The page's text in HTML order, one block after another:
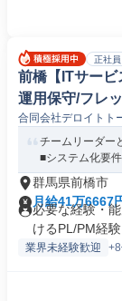
正社員
前橋【ITサー
運用保守/フレ
ー
合同会社デロイトト
チームリーダー
■システム化要
群馬県前橋市
月給41万6667
必要な経験・
けるPL/PM経験
業界未経験歓迎